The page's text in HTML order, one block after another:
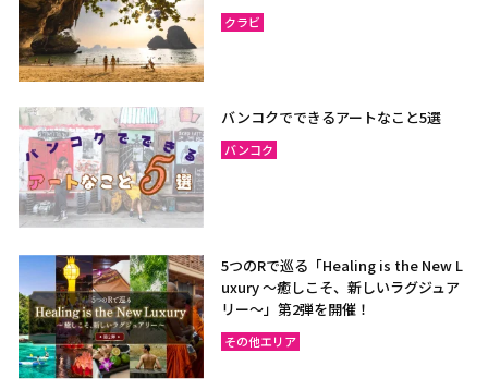
クラビ
バンコクでできるアートなこと5選
バンコク
5つのRで巡る「Healing is the New L
uxury ～癒しこそ、新しいラグジュア
リー〜」第2弾を開催！
その他エリア